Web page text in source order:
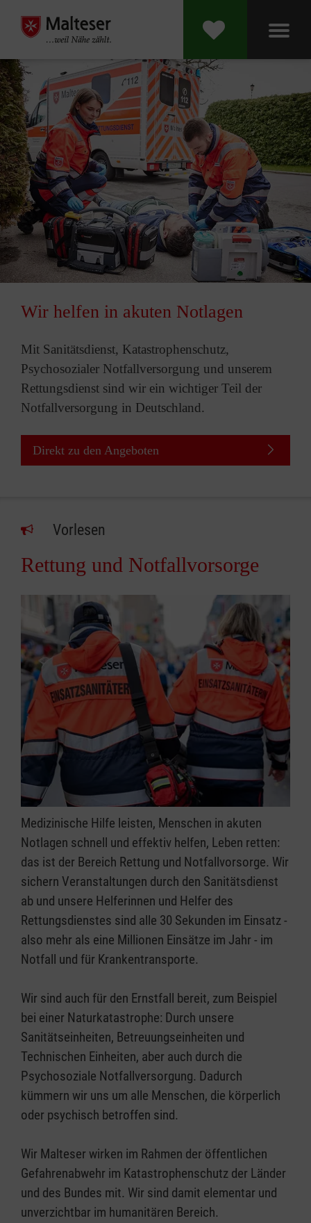
Wir helfen in akuten Notlagen
Mit Sanitätsdienst, Katastrophenschutz,
Psychosozialer Notfallversorgung und unserem
Rettungsdienst sind wir ein wichtiger Teil der
Notfallversorgung in Deutschland.
Direkt zu den Angeboten
Vorlesen
Rettung und Notfallvorsorge
Medizinische Hilfe leisten, Menschen in akuten
Notlagen schnell und effektiv helfen, Leben retten:
das ist der Bereich Rettung und Notfallvorsorge. Wir
sichern Veranstaltungen durch den Sanitätsdienst
ab und unsere Helferinnen und Helfer des
Rettungsdienstes sind alle 30 Sekunden im Einsatz -
also mehr als eine Millionen Einsätze im Jahr - im
Notfall und für Krankentransporte.
Wir sind auch für den Ernstfall bereit, zum Beispiel
bei einer Naturkatastrophe: Durch unsere
Sanitätseinheiten, Betreuungseinheiten und
Technischen Einheiten, aber auch durch die
Psychosoziale Notfallversorgung. Dadurch
kümmern wir uns um alle Menschen, die körperlich
oder psychisch betroffen sind.
Wir Malteser wirken im Rahmen der öffentlichen
Gefahrenabwehr im Katastrophenschutz der Länder
und des Bundes mit. Wir sind damit elementar und
unverzichtbar im humanitären Bereich.